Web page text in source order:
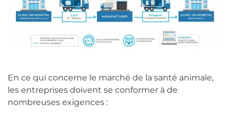
En ce qui concerne le marché de la santé animale,
les entreprises doivent se conformer à de
nombreuses exigences :